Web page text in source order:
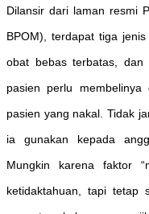
Dilansir dari laman resmi
BPOM), terdapat tiga
obat bebas terbatas, dan
pasien perlu
pasien yang nakal. Tidak
ia gunakan kepada
Mungkin karena faktor
ketidaktahuan, tapi tetap